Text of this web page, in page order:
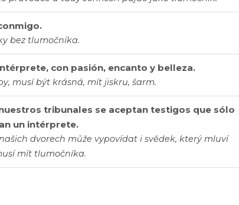
bez tlumočníka.
con pasión, encanto y belleza.
musí být krásná, mít jiskru, šarm.
tribunales se aceptan testigos que sólo
un intérprete.
dvorech může vypovídat i svědek, který mluví
mít tlumočníka.